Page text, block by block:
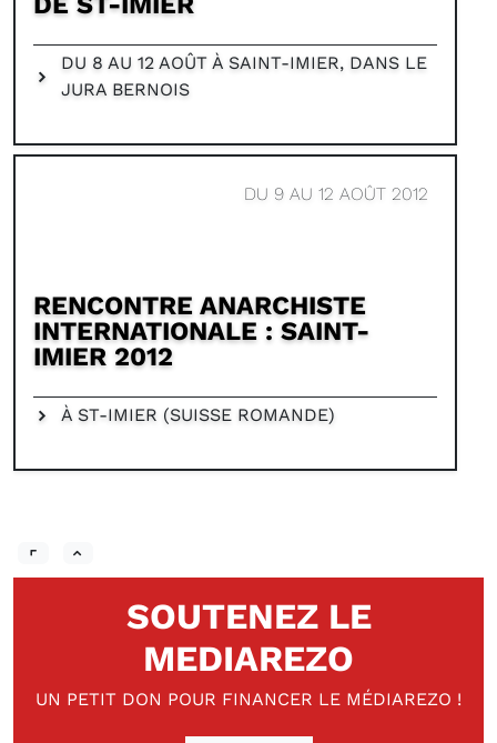
DU 8 AU 12 AOÛT À SAINT-IMIER, DANS LE
JURA BERNOIS
DU 9 AU 12 AOÛT 2012
RENCONTRE ANARCHISTE
INTERNATIONALE : SAINT-
IMIER 2012
À ST-IMIER (SUISSE ROMANDE)
SOUTENEZ LE
MEDIAREZO
UN PETIT DON POUR FINANCER LE MÉDIAREZO !